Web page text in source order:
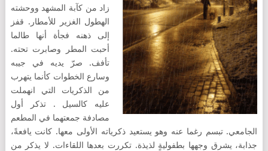
زاد من كآبة المشهد ووحشته
الهطول الغزير للأمطار. قفز
إلى ذهنه فجأة أنها طالما
أحبت المطر وصابرت تحته.
تأفف. صرّ يديه في جيبه
وسارع الخطوات كأنما يتهرب
من الذكريات التي انهملت
عليه كالسيل . تذكر أول
مصادفة جمعتهما في المطعم
الجامعي. تبسم رغما عنه وهو يستعيد ذكرياته الأولى معها. كانت يافعةً،
جذابة، يشرق وجهها بطفوليةٍ لذيذة. تكررت بعدها اللقاءات. لا يذكر من